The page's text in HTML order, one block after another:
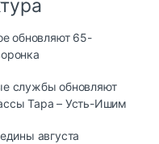
обновляют 65-
службы обновляют
Тара – Усть-Ишим
августа